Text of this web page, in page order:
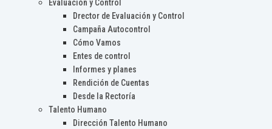
Evaluación y Control
Drector de Evaluación y Control
Campaña Autocontrol
Cómo Vamos
Entes de control
Informes y planes
Rendición de Cuentas
Desde la Rectoría
Talento Humano
Dirección Talento Humano